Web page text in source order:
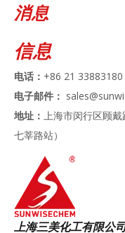
消息
信息
电话： +86 21 33883180
电子邮件：
地址： 上海市闵行区顾
七莘路站）
上海三美化工有限公